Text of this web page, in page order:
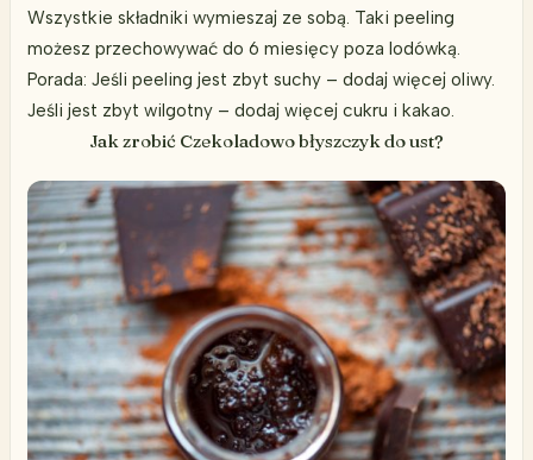
Wszystkie składniki wymieszaj ze sobą. Taki peeling
możesz przechowywać do 6 miesięcy poza lodówką.
Porada: Jeśli peeling jest zbyt suchy – dodaj więcej oliwy.
Jeśli jest zbyt wilgotny – dodaj więcej cukru i kakao.
Jak zrobić Czekoladowo błyszczyk do ust?